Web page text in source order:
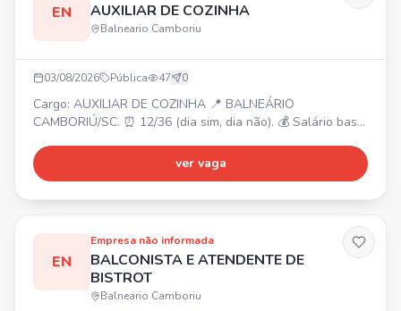
EN AUXILIAR DE COZINHA
Balneario Camboriu
03/08/2026 Pública 47 0
Cargo: AUXILIAR DE COZINHA 📍 BALNEÁRIO
CAMBORIÚ/SC. ⏰ 12/36 (dia sim, dia não). 💰 Salário base
incentivos para quem faz a diferença! Ambiente
colaborativo, oportunidade de crescimento, respeito e
ver vaga
EN
Empresa não informada
BALCONISTA E ATENDENTE DE
BISTROT
Balneario Camboriu